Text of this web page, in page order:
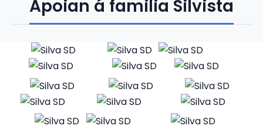
Apoian á familia Silvista